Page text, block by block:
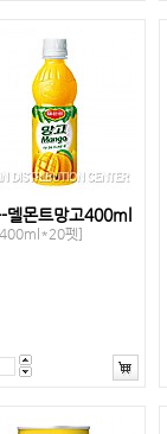
델몬트망고400ml
펫]